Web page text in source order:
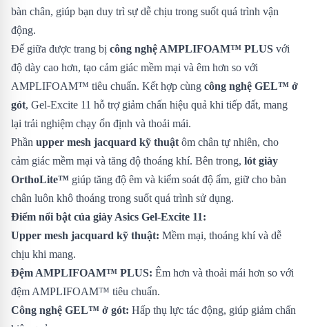
bàn chân, giúp bạn duy trì sự dễ chịu trong suốt quá trình vận
động.
Đế giữa được trang bị công nghệ AMPLIFOAM™ PLUS với
độ dày cao hơn, tạo cảm giác mềm mại và êm hơn so với
AMPLIFOAM™ tiêu chuẩn. Kết hợp cùng công nghệ GEL™ ở
gót, Gel-Excite 11 hỗ trợ giảm chấn hiệu quả khi tiếp đất, mang
lại trải nghiệm chạy ổn định và thoải mái.
Phần upper mesh jacquard kỹ thuật ôm chân tự nhiên, cho
cảm giác mềm mại và tăng độ thoáng khí. Bên trong, lót giày
OrthoLite™ giúp tăng độ êm và kiểm soát độ ẩm, giữ cho bàn
chân luôn khô thoáng trong suốt quá trình sử dụng.
Điểm nổi bật của giày Asics Gel-Excite 11:
Upper mesh jacquard kỹ thuật: Mềm mại, thoáng khí và dễ
chịu khi mang.
Đệm AMPLIFOAM™ PLUS: Êm hơn và thoải mái hơn so với
đệm AMPLIFOAM™ tiêu chuẩn.
Công nghệ GEL™ ở gót: Hấp thụ lực tác động, giúp giảm chấn